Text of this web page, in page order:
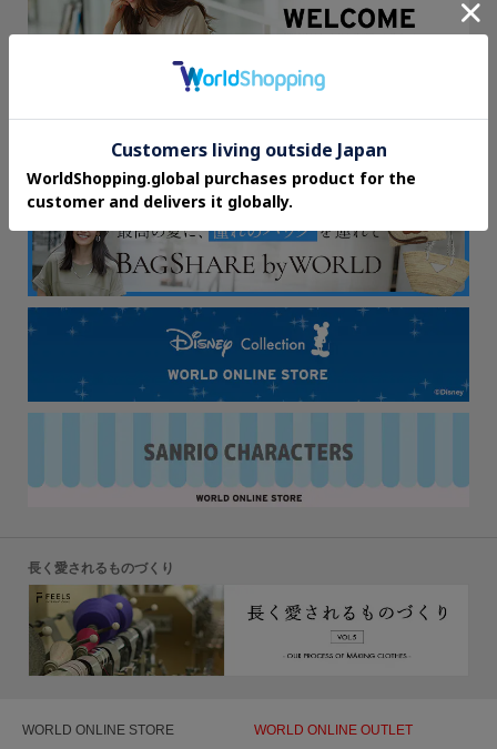
長く愛されるものづくり
WORLD ONLINE STORE WORLD ONLINE OUTLET